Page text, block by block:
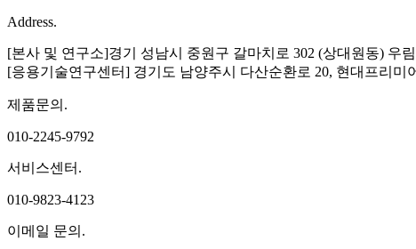
Address.
[본사 및 연구소]경기 성남시 중원구 갈마치로 302 (상대원동) 우
[응용기술연구센터] 경기도 남양주시 다산순환로 20, 현대프리미
제품문의.
010-2245-9792
서비스센터.
010-9823-4123
이메일 문의.